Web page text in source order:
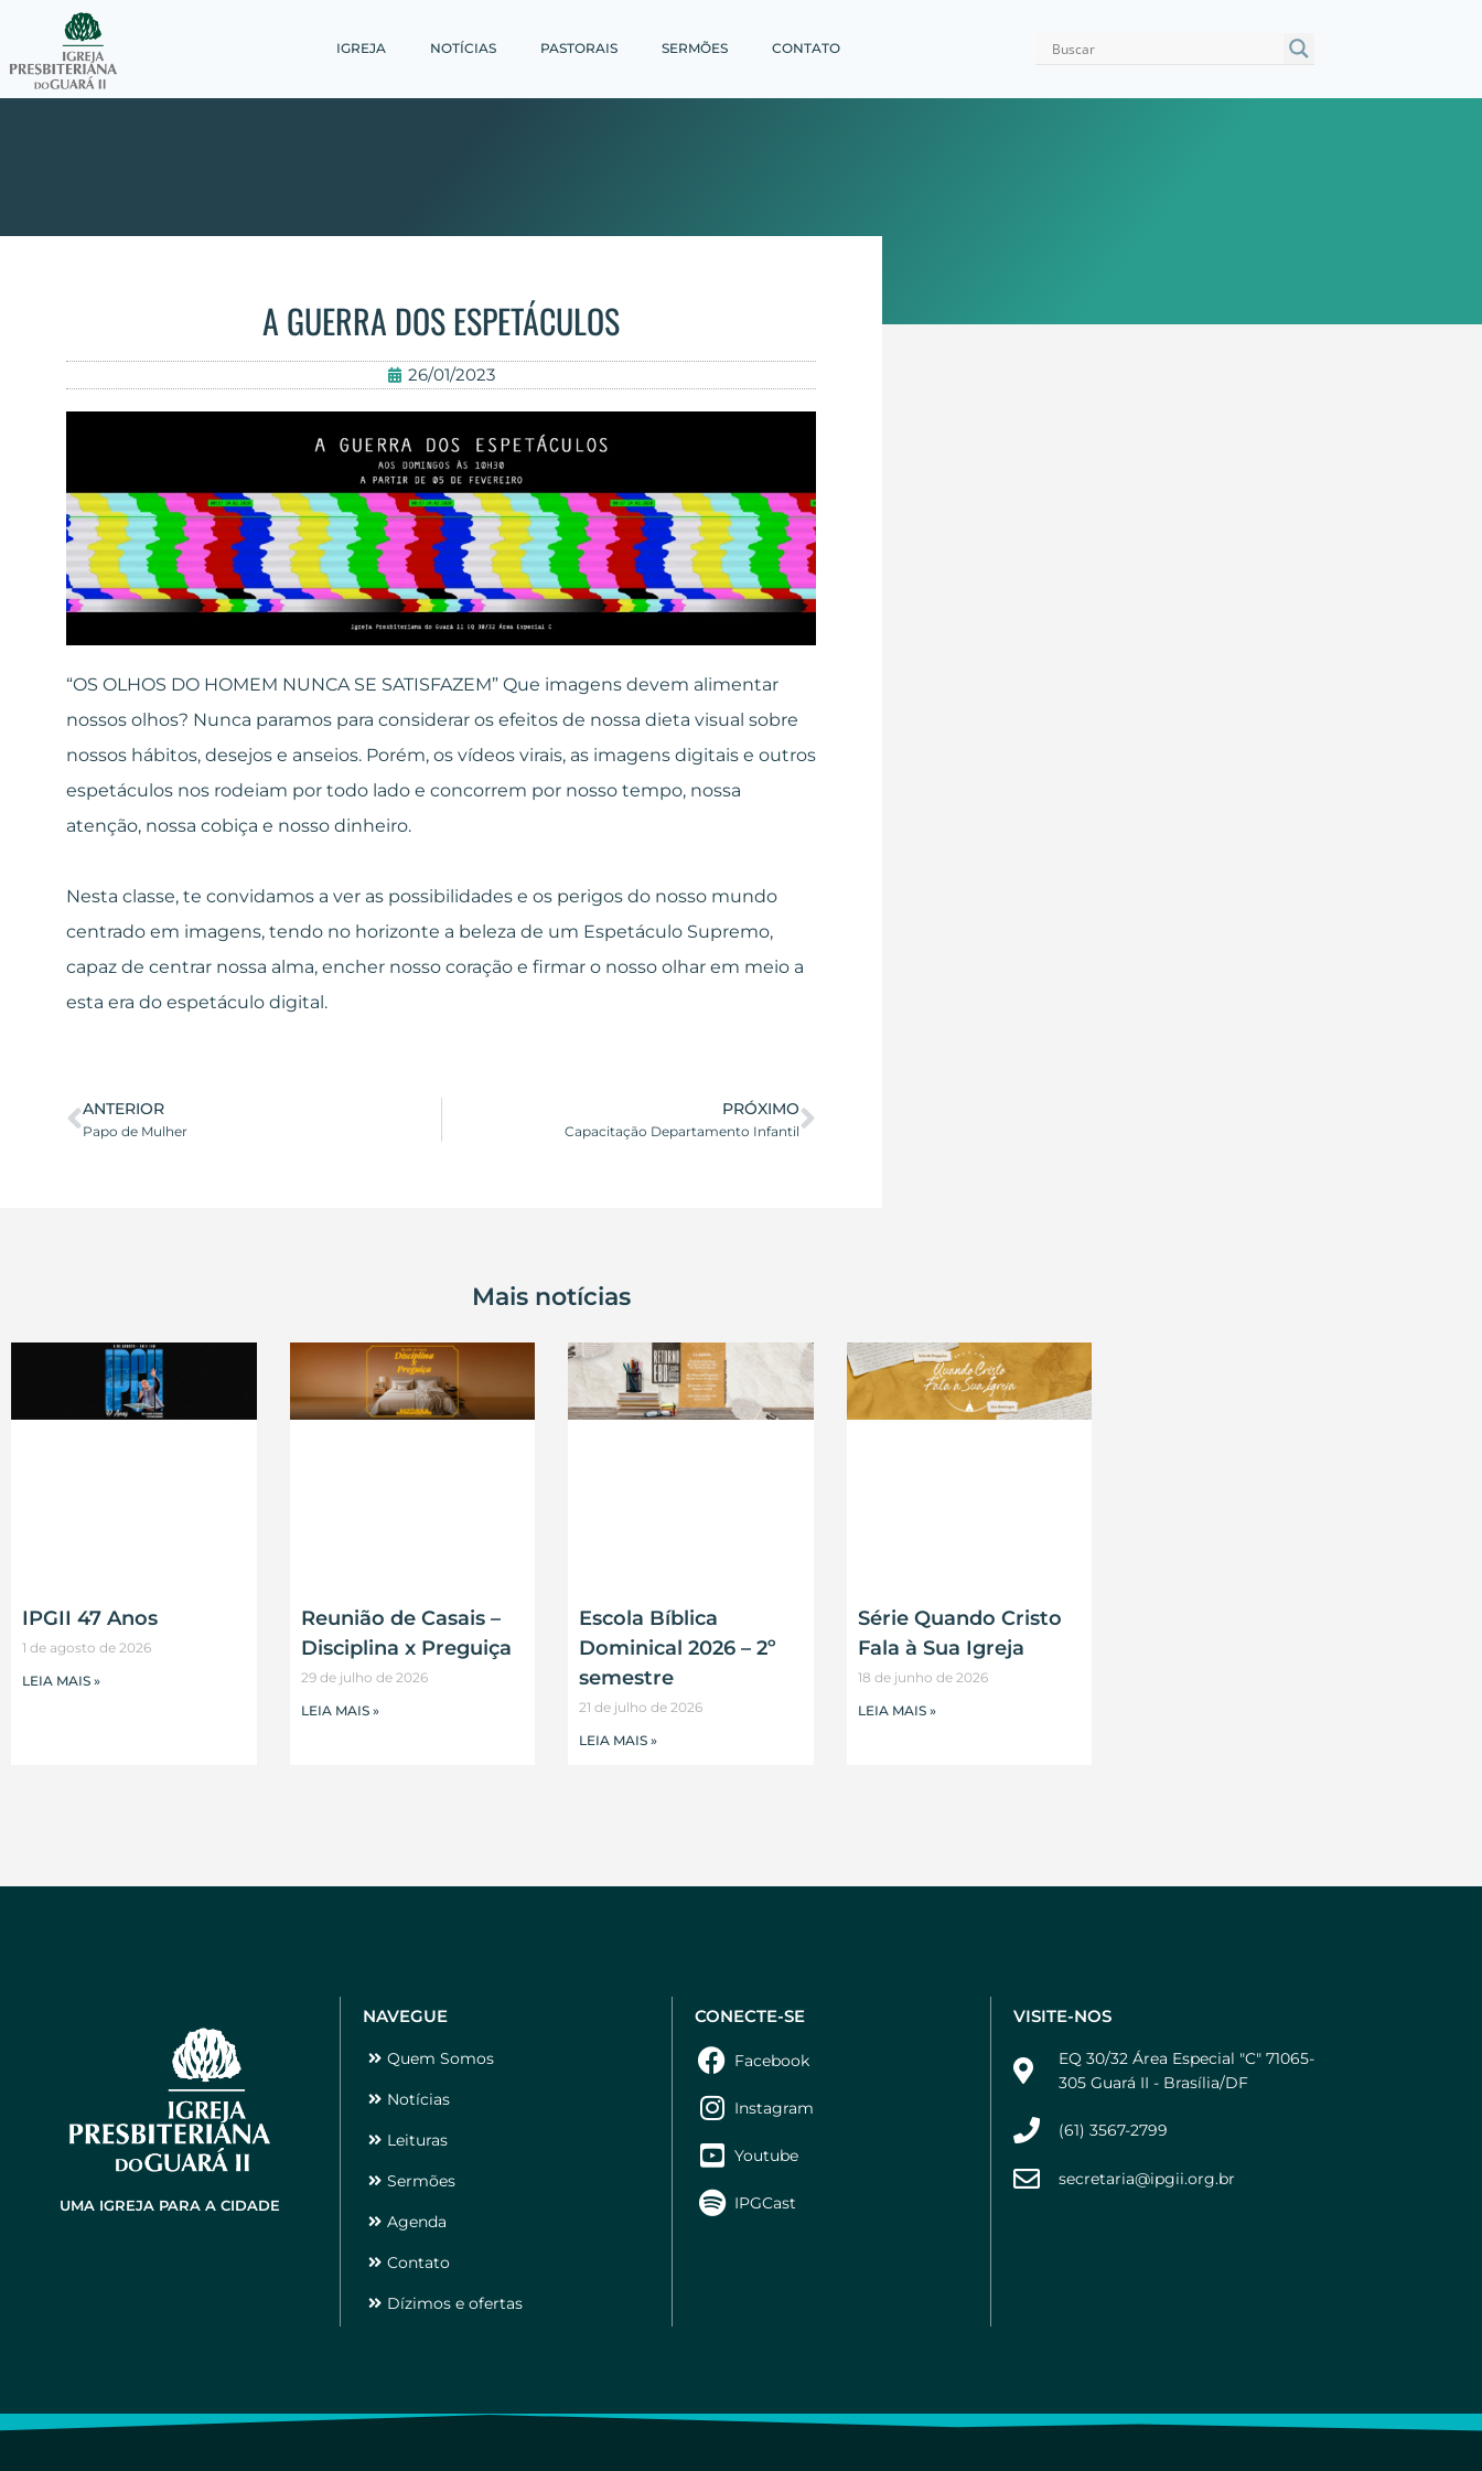
IGREJA NOTÍCIAS PASTORAIS SERMÕES CONTATO
A GUERRA DOS ESPETÁCULOS
26/01/2023
“OS OLHOS DO HOMEM NUNCA SE SATISFAZEM” Que imagens devem alimentar
nossos olhos? Nunca paramos para considerar os efeitos de nossa dieta visual sobre
nossos hábitos, desejos e anseios. Porém, os vídeos virais, as imagens digitais e outros
espetáculos nos rodeiam por todo lado e concorrem por nosso tempo, nossa
atenção, nossa cobiça e nosso dinheiro.
Nesta classe, te convidamos a ver as possibilidades e os perigos do nosso mundo
centrado em imagens, tendo no horizonte a beleza de um Espetáculo Supremo,
capaz de centrar nossa alma, encher nosso coração e firmar o nosso olhar em meio a
esta era do espetáculo digital.
ANTERIOR
Papo de Mulher
PRÓXIMO
Capacitação Departamento Infantil
Mais notícias
IPGII 47 Anos
1 de agosto de 2026
LEIA MAIS »
Reunião de Casais –
Disciplina x Preguiça
29 de julho de 2026
LEIA MAIS »
Escola Bíblica
Dominical 2026 – 2º
semestre
21 de julho de 2026
LEIA MAIS »
Série Quando Cristo
Fala à Sua Igreja
18 de junho de 2026
LEIA MAIS »
UMA IGREJA PARA A CIDADE
NAVEGUE
Quem Somos
Notícias
Leituras
Sermões
Agenda
Contato
Dízimos e ofertas
CONECTE-SE
Facebook
Instagram
Youtube
IPGCast
VISITE-NOS
EQ 30/32 Área Especial "C" 71065-
305 Guará II - Brasília/DF
(61) 3567-2799
secretaria@ipgii.org.br